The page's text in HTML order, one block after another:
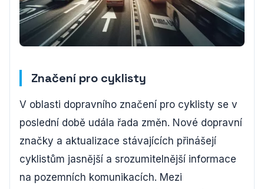
Značení pro cyklisty
V oblasti dopravního značení pro cyklisty se v
poslední době udála řada změn. Nové dopravní
značky a aktualizace stávajících přinášejí
cyklistům jasnější a srozumitelnější informace
na pozemních komunikacích. Mezi